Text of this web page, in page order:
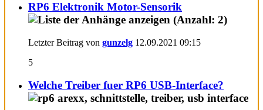
RP6 Elektronik Motor-Sensorik
Letzter Beitrag von gunzelg 12.09.2021 09:15
5
Welche Treiber fuer RP6 USB-Interface?